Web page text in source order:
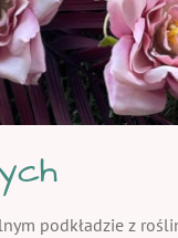
podkładzie z